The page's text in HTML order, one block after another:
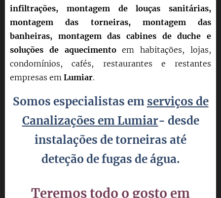
infiltrações, montagem de louças sanitárias,
montagem das torneiras, montagem das
banheiras, montagem das cabines de duche e
soluções de aquecimentoem habitações, lojas,
condomínios, cafés, restaurantes e restantes
empresas em Lumiar.
Somos especialistas em serviços de
Canalizações em Lumiar- desde
instalações de torneiras até
deteção de fugas de água.
Teremos todo o gosto em